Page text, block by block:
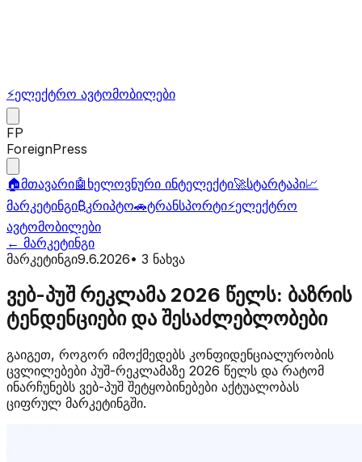
⚡ელექტრო ავტომობილები
FP
ForeignPress
🏠მთავარი🤖 ხელოვნური ინტელექტი🚀სტარტაპი📈
მარკეტინგი₿კრიპტო🚗ტრანსპორტი⚡ელექტრო
ავტომობილები
← მარკეტინგი
მარკეტინგი9.6.2026• 3 ნახვა
ვებ-პუშ რეკლამა 2026 წელს: ბაზრის
ტენდენციები და შესაძლებლობები
გაიგეთ, როგორ იმოქმედებს კონფიდენციალურობის
ცვლილებები პუშ-რეკლამაზე 2026 წელს და რატომ
ინარჩუნებს ვებ-პუშ შეტყობინებები აქტუალობას
ციფრულ მარკეტინგში.